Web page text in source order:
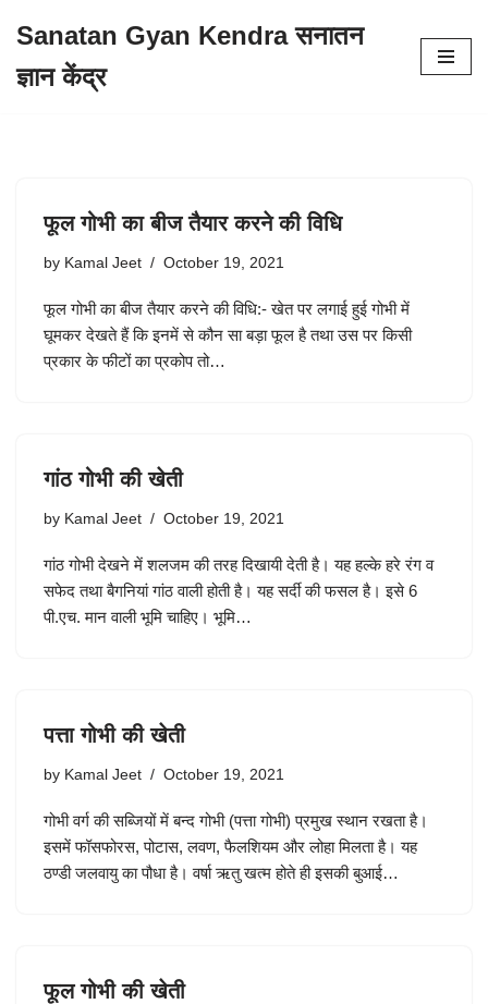
to
Sanatan Gyan Kendra सनातन
ज्ञान केंद्र
फूल गोभी का बीज तैयार करने की विधि
by Kamal Jeet October 19, 2021
फूल गोभी का बीज तैयार करने की विधि:- खेत पर लगाई हुई गोभी में
घूमकर देखते हैं कि इनमें से कौन सा बड़ा फूल है तथा उस पर किसी
प्रकार के फीटों का प्रकोप तो…
गांठ गोभी की खेती
by Kamal Jeet October 19, 2021
गांठ गोभी देखने में शलजम की तरह दिखायी देती है। यह हल्के हरे रंग व
सफेद तथा बैगनियां गांठ वाली होती है। यह सर्दी की फसल है। इसे 6
पी.एच. मान वाली भूमि चाहिए। भूमि…
पत्ता गोभी की खेती
by Kamal Jeet October 19, 2021
गोभी वर्ग की सब्जियों में बन्द गोभी (पत्ता गोभी) प्रमुख स्थान रखता है।
इसमें फॉसफोरस, पोटास, लवण, फैलशियम और लोहा मिलता है। यह
ठण्डी जलवायु का पौधा है। वर्षा ऋतु खत्म होते ही इसकी बुआई…
फूल गोभी की खेती